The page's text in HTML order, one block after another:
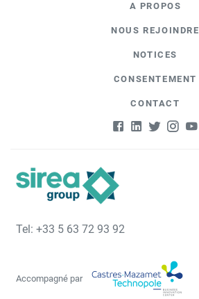
A PROPOS
NOUS REJOINDRE
NOTICES
CONSENTEMENT
CONTACT
Tel: +33 5 63 72 93 92
Accompagné par